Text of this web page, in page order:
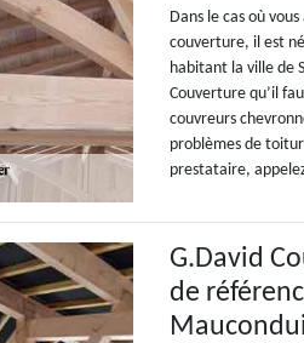
Dans le cas où
couverture, il est
habitant la ville de
Couverture qu’il
couvreurs
problèmes de
prestataire,
G.David
de